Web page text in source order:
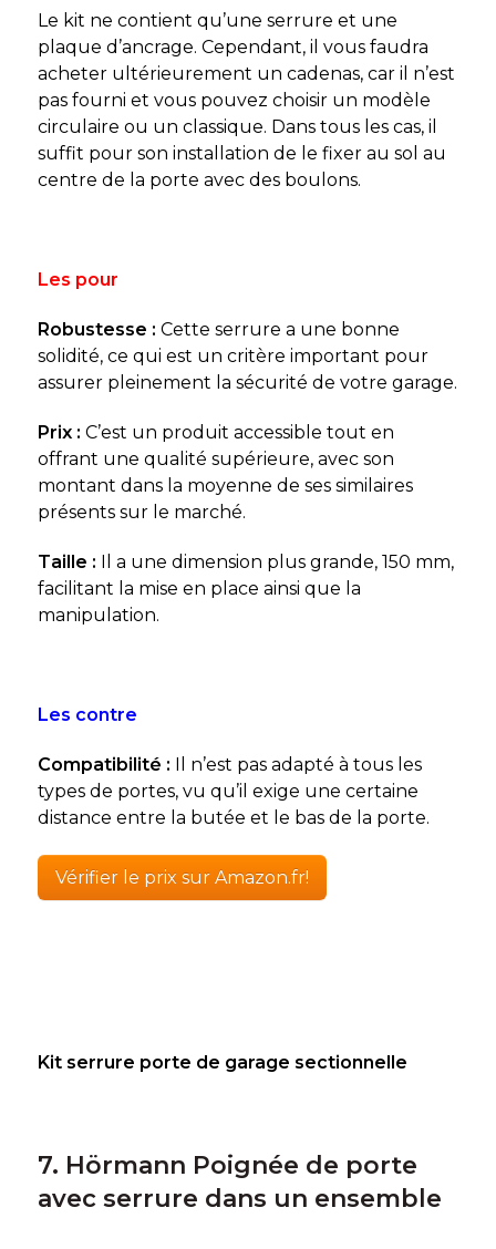
Le kit ne contient qu’une serrure et une
plaque d’ancrage. Cependant, il vous faudra
acheter ultérieurement un cadenas, car il n’est
pas fourni et vous pouvez choisir un modèle
circulaire ou un classique. Dans tous les cas, il
suffit pour son installation de le fixer au sol au
centre de la porte avec des boulons.
Les pour
Robustesse : Cette serrure a une bonne
solidité, ce qui est un critère important pour
assurer pleinement la sécurité de votre garage.
Prix : C’est un produit accessible tout en
offrant une qualité supérieure, avec son
montant dans la moyenne de ses similaires
présents sur le marché.
Taille : Il a une dimension plus grande, 150 mm,
facilitant la mise en place ainsi que la
manipulation.
Les contre
Compatibilité : Il n’est pas adapté à tous les
types de portes, vu qu’il exige une certaine
distance entre la butée et le bas de la porte.
Vérifier le prix sur Amazon.fr!
Kit serrure porte de garage sectionnelle
7. Hörmann Poignée de porte
avec serrure dans un ensemble